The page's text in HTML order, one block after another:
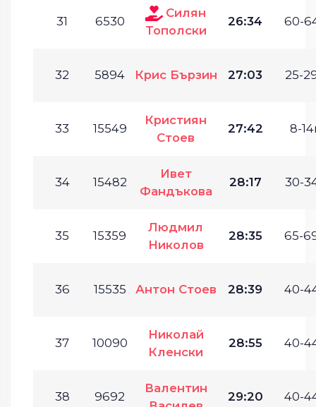
31 6530
Силян
Тополски
26:34 60-
32 5894 Крис Бързин 27:03 25-
33 15549
Кристиян
Стоев
27:42 8-
34 15482
Ивет
Фандъкова
28:17 30-
35 15359
Людмил
Николов
28:35 65-
36 15535 Антон Стоев 28:39 40-
37 10090
Николай
Кленски
28:55 40-
38 9692
Валентин
29:20 40-